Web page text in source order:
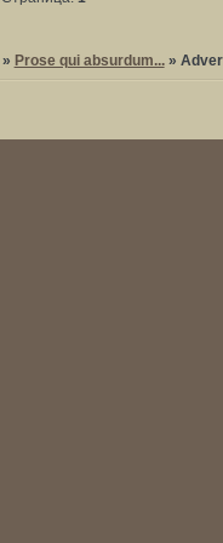
» Prose qui absurdum... »